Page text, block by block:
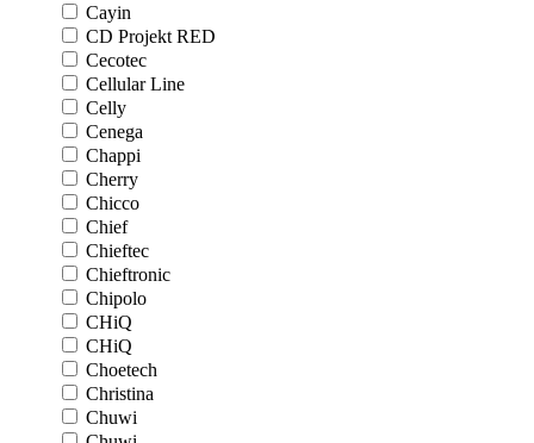
Cayin
CD Projekt RED
Cecotec
Cellular Line
Celly
Cenega
Chappi
Cherry
Chicco
Chief
Chieftec
Chieftronic
Chipolo
CHiQ
CHiQ
Choetech
Christina
Chuwi